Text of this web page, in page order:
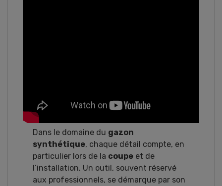
Dans le domaine du gazon
synthétique, chaque détail compte, en
particulier lors de la coupe et de
l’installation. Un outil, souvent réservé
aux professionnels, se démarque par son